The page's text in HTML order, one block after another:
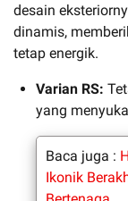
desain
dinamis,
tetap energik.
Varian RS:
yang
Baca juga :
Ikonik